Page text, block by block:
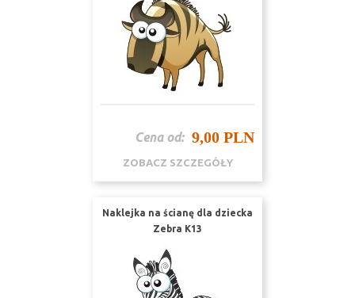
Cena od: 9,00 PLN
ZOBACZ SZCZEGÓŁY
Naklejka na ścianę dla dziecka
Zebra K13